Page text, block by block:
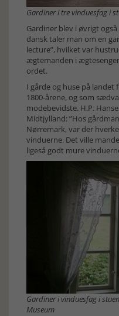
Gardiner i tre vinduesfag i
Gardiner blev i øvrigt
dansk taler man om en
lecture”, hvilket var
ægtemanden i
ordet.
I gårde og huse på landet
1800-årene, og som
modebevidste. H.P.
Midtjylland: ”Hos
Nørremark, var der
vinduerne. Det ville
ligeså godt mure
Gardiner i vinduesfag i
Museum